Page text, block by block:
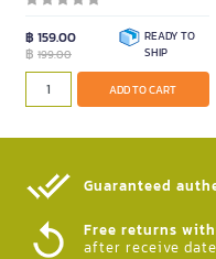
฿ 159.00
฿ 199.00
READY TO
SHIP
ADD TO CART
Guaranteed
Free returns
after receive date